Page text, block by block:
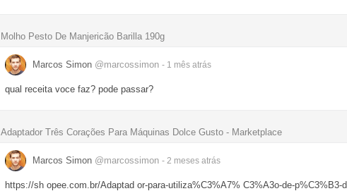
Molho Pesto De Manjericão Barilla 190g
Marcos Simon @marcossimon - 1 mês atrás
qual receita voce faz? pode passar?
Adaptador Três Corações Para Máquinas Dolce Gusto - Marketplace
Marcos Simon @marcossimon - 2 meses atrás
https://sh opee.com.br/Adaptad or-para-utiliza%C3%A7% C3%A3o-de-